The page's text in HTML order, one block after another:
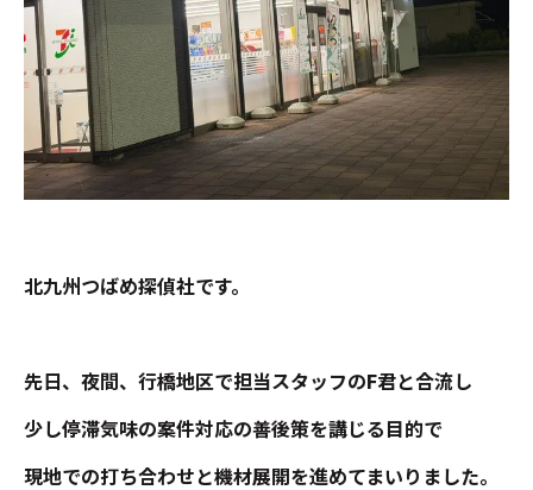
北九州つばめ探偵社です。
先日、夜間、行橋地区で担当スタッフのF君と合流し
少し停滞気味の案件対応の善後策を講じる目的で
現地での打ち合わせと機材展開を進めてまいりました。